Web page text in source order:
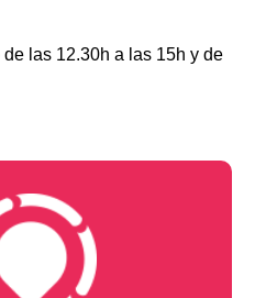
las 12.30h a las 15h y de